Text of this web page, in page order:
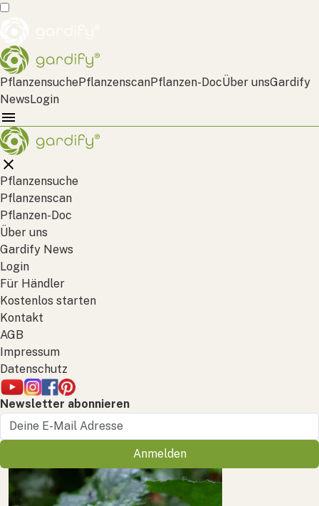
PflanzensuchePflanzenscanPflanzen-DocÜber unsGardify
NewsLogin
Pflanzensuche
Pflanzenscan
Pflanzen-Doc
Über uns
Gardify News
Login
Für Händler
Kostenlos starten
Kontakt
AGB
Impressum
Datenschutz
Newsletter abonnieren
Anmelden